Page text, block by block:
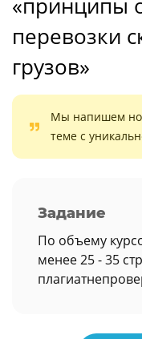
перевозки
грузов»
Мы напишем
теме с
Задание
По объему
менее 25 - 35